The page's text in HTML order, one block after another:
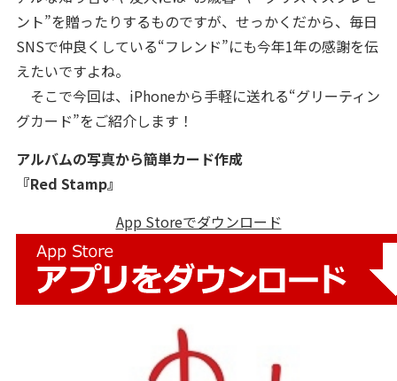
ント”を贈ったりするものですが、せっかくだから、毎日
SNSで仲良くしている“フレンド”にも今年1年の感謝を伝
えたいですよね。
そこで今回は、iPhoneから手軽に送れる“グリーティン
グカード”をご紹介します！
アルバムの写真から簡単カード作成
『Red Stamp』
App Storeでダウンロード